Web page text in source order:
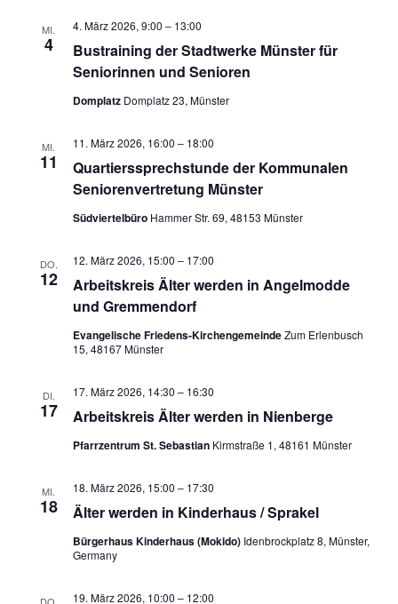
MI.
4
Bustraining der Stadtwerke Münster für
Seniorinnen und Senioren
4. März 2026, 9:00 – 13:00
Domplatz Domplatz 23, Münster
MI.
11
Quartierssprechstunde der Kommunalen
Seniorenvertretung Münster
11. März 2026, 16:00 – 18:00
Südviertelbüro Hammer Str. 69, 48153 Münster
DO.
12
Arbeitskreis Älter werden in Angelmodde
und Gremmendorf
12. März 2026, 15:00 – 17:00
Evangelische Friedens-KirchengemeindeZum Erlenbusch
15, 48167 Münster
DI.
17 Arbeitskreis Älter werden in Nienberge
17. März 2026, 14:30 – 16:30
Pfarrzentrum St. Sebastian Kirmstraße 1, 48161 Münster
MI.
18 Älter werden in Kinderhaus / Sprakel
18. März 2026, 15:00 – 17:30
Bürgerhaus Kinderhaus (Mokido) Idenbrockplatz 8, Münster,
Germany
DO. 19. März 2026, 10:00 – 12:00